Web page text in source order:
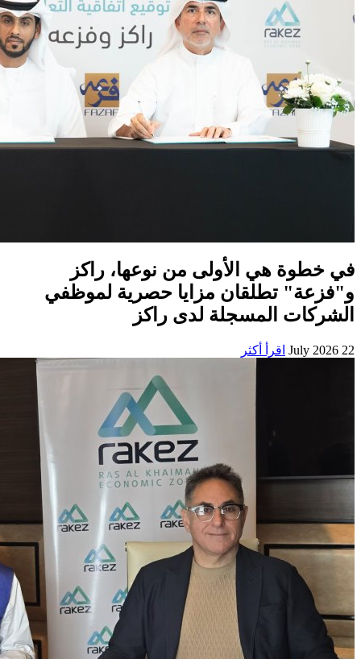
في خطوة هي الأولى من نوعها، راكز
و"فزعة" تطلقان مزايا حصرية لموظفي
الشركات المسجلة لدى راكز
22 July 2026 اقرأ أكثر